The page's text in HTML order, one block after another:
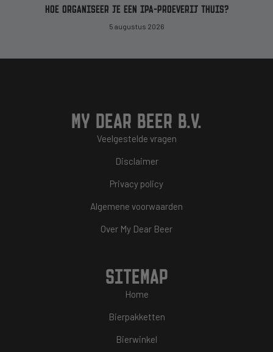
HOE ORGANISEER JE EEN IPA-PROEVERIJ THUIS?
5 augustus 2026
MY DEAR BEER B.V.
Veelgestelde vragen
Disclaimer
Privacy policy
Algemene voorwaarden
Over My Dear Beer
SITEMAP
Home
Bierpakketten
Bierwinkel